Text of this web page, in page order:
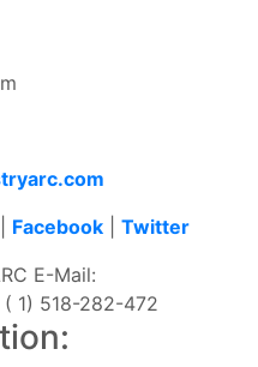
Facebook
Twitter
E-Mail:
( 1) 518-282-472